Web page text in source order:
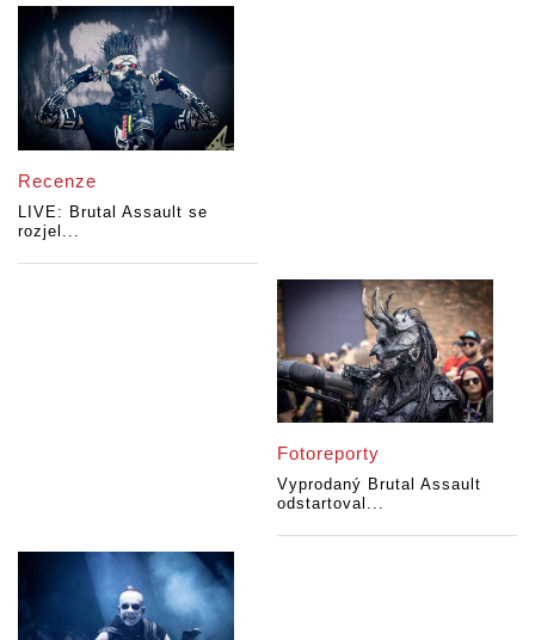
Recenze
LIVE: Brutal Assault se
rozjel...
Fotoreporty
Vyprodaný Brutal Assault
odstartoval...